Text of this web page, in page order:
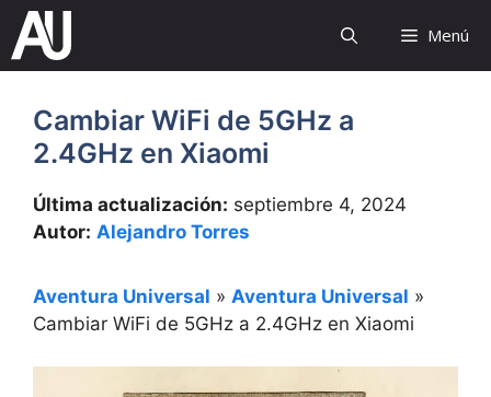
Saltar
contenido
Menú
Cambiar WiFi de 5GHz a
2.4GHz en Xiaomi
Última actualización: septiembre 4, 2024
Autor: Alejandro Torres
Aventura Universal » Aventura Universal »
Cambiar WiFi de 5GHz a 2.4GHz en Xiaomi